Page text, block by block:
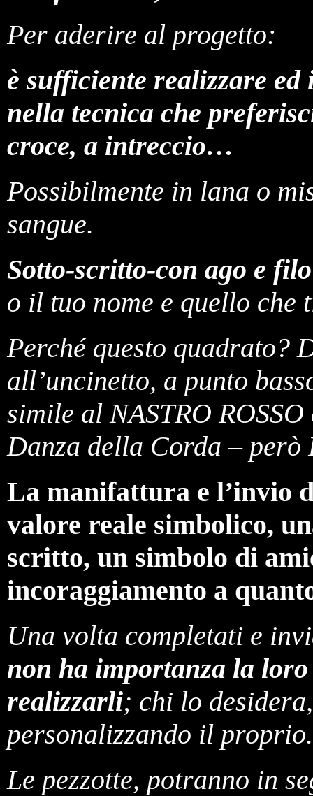
Per aderire al progetto:
è sufficiente realizzare
nella tecnica che
croce, a intreccio…
Possibilmente in lana o
sangue.
Sotto-scritto-con ago e
o il tuo nome e quello che
Perché questo quadrato?
all’uncinetto, a punto
simile al NASTRO
Danza della Corda – però
La manifattura e l’invio
valore reale simbolico,
scritto, un simbolo di
incoraggiamento a
Una volta completati e
non ha importanza la loro
realizzarli; chi lo
personalizzando il proprio.
Le pezzotte, potranno in